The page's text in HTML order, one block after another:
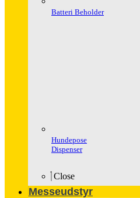
Batteri Beholder
Hundepose
Dispenser
Close
Messeudstyr